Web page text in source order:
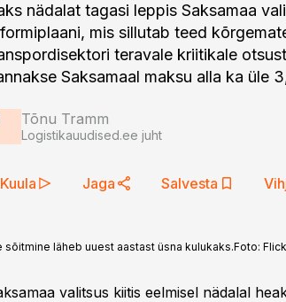
nädalat tagasi leppis Saksamaa
mis sillutab teed
teravale kriitikale
Saksamaal maksu alla ka üle
Tõnu Tramm
Logistikauudised.ee juht
Kuula Jaga Salvesta
läheb uuest aastast üsna kulukaks.Foto:
valitsus kiitis eelmisel nädalal